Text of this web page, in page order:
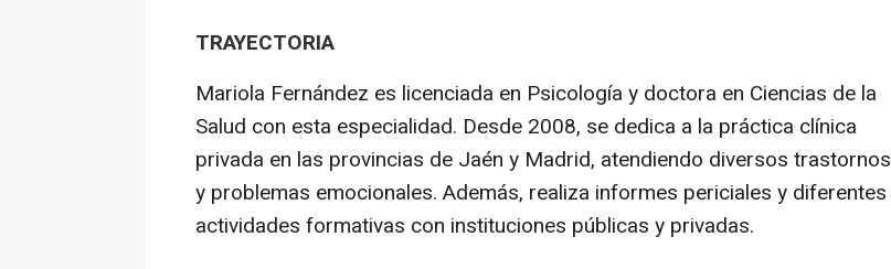
TRAYECTORIA
Mariola Fernández es licenciada en Psicología y doctora en Ciencias de la
Salud con esta especialidad. Desde 2008, se dedica a la práctica clínica
privada en las provincias de Jaén y Madrid, atendiendo diversos trastornos
y problemas emocionales. Además, realiza informes periciales y diferentes
actividades formativas con instituciones públicas y privadas.